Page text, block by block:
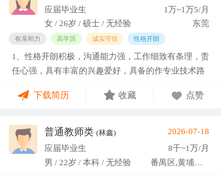
应届毕业生
1万~1万5/月
女 / 26岁 / 硕士 / 无经验
东莞
有亲和力 高学历 诚实守信 性格开朗
1、性格开朗积极，沟通能力强，工作细致有条理，责
任心强，具有丰富的兴趣爱好，具备的作专业技术路
任班级生活委员与课程助管，多次组织班级篮球、羽
关活动。
下载简历 收藏 点赞
普通教师类 (林鑫)
2026-07-18
应届毕业生
8千~1万/月
男 / 22岁 / 本科 / 无经验
番禺区,黄埔区,越秀区